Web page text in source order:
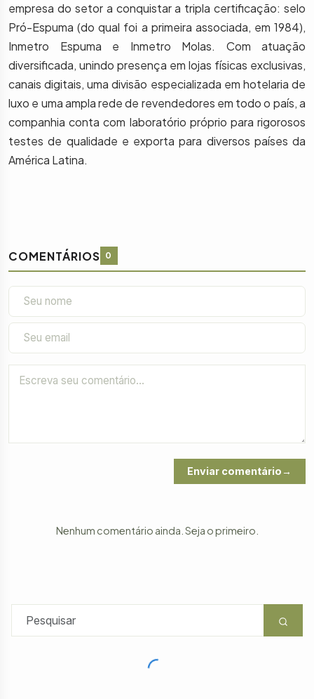
empresa do setor a conquistar a tripla certificação: selo
Pró-Espuma (do qual foi a primeira associada, em 1984),
Inmetro Espuma e Inmetro Molas. Com atuação
diversificada, unindo presença em lojas físicas exclusivas,
canais digitais, uma divisão especializada em hotelaria de
luxo e uma ampla rede de revendedores em todo o país, a
companhia conta com laboratório próprio para rigorosos
testes de qualidade e exporta para diversos países da
América Latina.
COMENTÁRIOS 0
Enviar comentário
Nenhum comentário ainda. Seja o primeiro.